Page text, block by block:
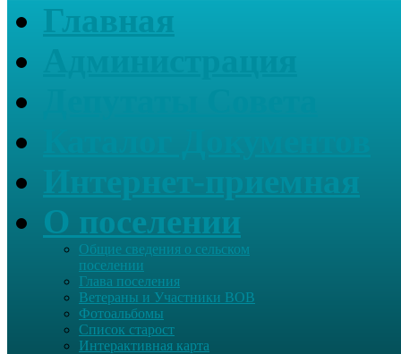
Главная
О поселении
Общие сведения о сельском
поселении
Глава поселения
Ветераны и Участники ВОВ
Фотоальбомы
Список старост
Интерактивная карта